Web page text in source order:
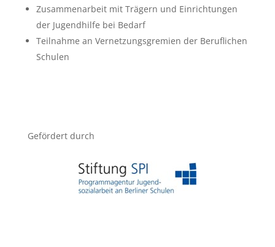
Zusammenarbeit mit Trägern und Einrichtungen
der Jugendhilfe bei Bedarf
Teilnahme an Vernetzungsgremien der Beruflichen
Schulen
Gefördert durch